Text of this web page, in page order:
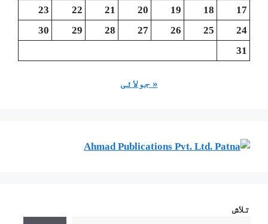
17
18
19
20
21
22
23
24
25
26
27
28
29
30
31
« جولائی
تلاش